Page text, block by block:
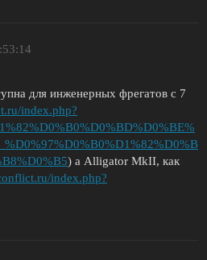
для инженерных фрегатов с 7
index.php?
) а Alligator MkII, как
index.php?